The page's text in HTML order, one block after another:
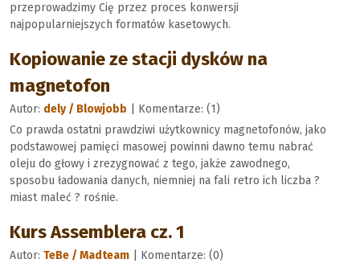
przeprowadzimy Cię przez proces konwersji
najpopularniejszych formatów kasetowych.
Kopiowanie ze stacji dysków na
magnetofon
Autor: dely / Blowjobb | Komentarze: (1)
Co prawda ostatni prawdziwi użytkownicy magnetofonów, jako
podstawowej pamięci masowej powinni dawno temu nabrać
oleju do głowy i zrezygnować z tego, jakże zawodnego,
sposobu ładowania danych, niemniej na fali retro ich liczba ?
miast maleć ? rośnie.
Kurs Assemblera cz. 1
Autor: TeBe / Madteam | Komentarze: (0)